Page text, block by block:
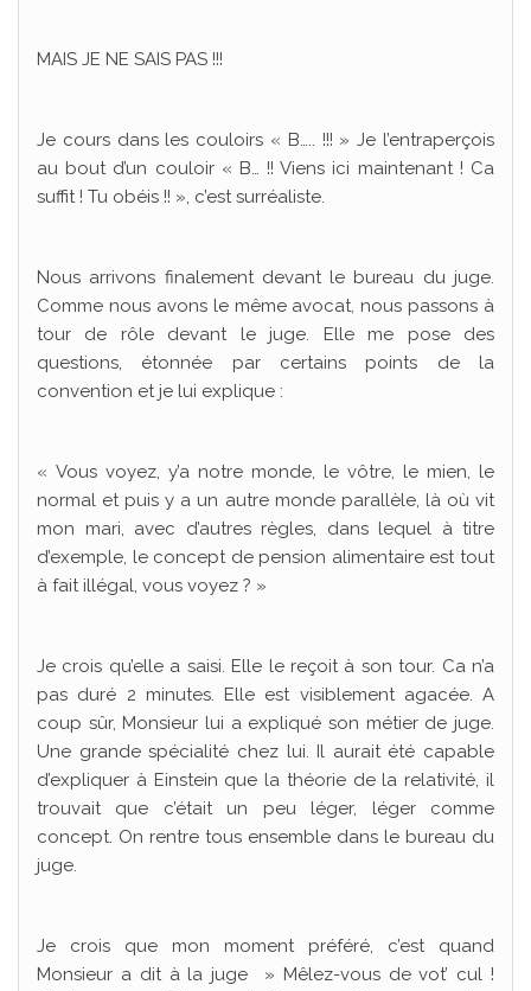
MAIS JE NE SAIS PAS !!!
Je cours dans les couloirs « B….. !!! » Je l’entraperçois
au bout d’un couloir « B… !! Viens ici maintenant ! Ca
suffit ! Tu obéis !! », c’est surréaliste.
Nous arrivons finalement devant le bureau du juge.
Comme nous avons le même avocat, nous passons à
tour de rôle devant le juge. Elle me pose des
questions, étonnée par certains points de la
convention et je lui explique :
« Vous voyez, y’a notre monde, le vôtre, le mien, le
normal et puis y a un autre monde parallèle, là où vit
mon mari, avec d’autres règles, dans lequel à titre
d’exemple, le concept de pension alimentaire est tout
à fait illégal, vous voyez ? »
Je crois qu’elle a saisi. Elle le reçoit à son tour. Ca n’a
pas duré 2 minutes. Elle est visiblement agacée. A
coup sûr, Monsieur lui a expliqué son métier de juge.
Une grande spécialité chez lui. Il aurait été capable
d’expliquer à Einstein que la théorie de la relativité, il
trouvait que c’était un peu léger, léger comme
concept. On rentre tous ensemble dans le bureau du
juge.
Je crois que mon moment préféré, c’est quand
Monsieur a dit à la juge » Mêlez-vous de vot’ cul !